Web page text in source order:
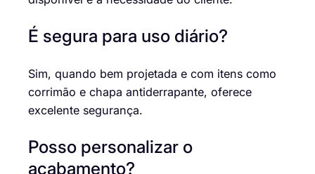
É segura para uso diário?
Sim, quando bem projetada e com itens como
corrimão e chapa antiderrapante, oferece
excelente segurança.
Posso personalizar o
acabamento?